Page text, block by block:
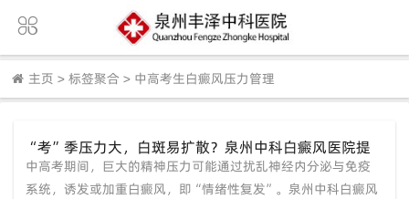
主页 > 标签聚合 > 中高考生白癜风压力管理
“考”季压力大，白斑易扩散？泉州中科白癜风医院提
醒：中高考生需防“情绪性复发”
中高考期间，巨大的精神压力可能通过扰乱神经内分泌与免疫
系统，诱发或加重白癜风，即“情绪性复发”。泉州中科白癜风